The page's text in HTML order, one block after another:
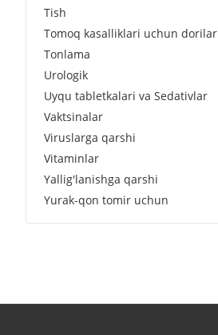
Tish
Tomoq kasalliklari uchun dorilar
Tonlama
Urologik
Uyqu tabletkalari va Sedativlar
Vaktsinalar
Viruslarga qarshi
Vitaminlar
Yallig'lanishga qarshi
Yurak-qon tomir uchun